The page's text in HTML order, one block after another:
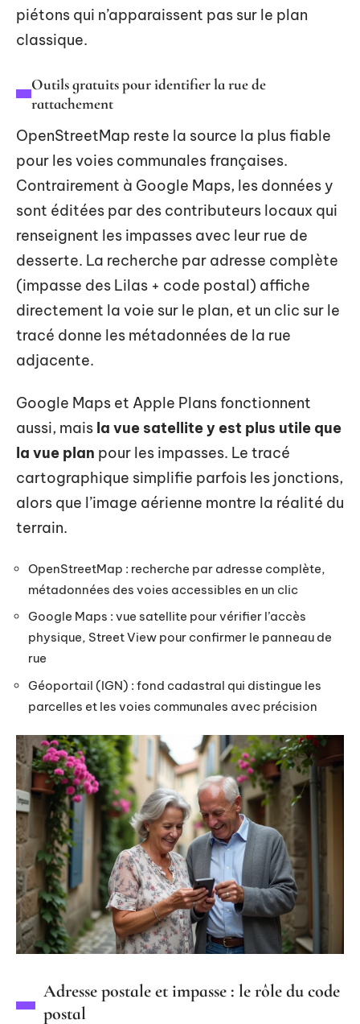
piétons qui n’apparaissent pas sur le plan
classique.
Outils gratuits pour identifier la rue de
rattachement
OpenStreetMap reste la source la plus fiable
pour les voies communales françaises.
Contrairement à Google Maps, les données y
sont éditées par des contributeurs locaux qui
renseignent les impasses avec leur rue de
desserte. La recherche par adresse complète
(impasse des Lilas + code postal) affiche
directement la voie sur le plan, et un clic sur le
tracé donne les métadonnées de la rue
adjacente.
Google Maps et Apple Plans fonctionnent
aussi, mais la vue satellite y est plus utile que
la vue plan pour les impasses. Le tracé
cartographique simplifie parfois les jonctions,
alors que l’image aérienne montre la réalité du
terrain.
OpenStreetMap : recherche par adresse complète,
métadonnées des voies accessibles en un clic
Google Maps : vue satellite pour vérifier l’accès
physique, Street View pour confirmer le panneau de
rue
Géoportail (IGN) : fond cadastral qui distingue les
parcelles et les voies communales avec précision
Adresse postale et impasse : le rôle du code
postal